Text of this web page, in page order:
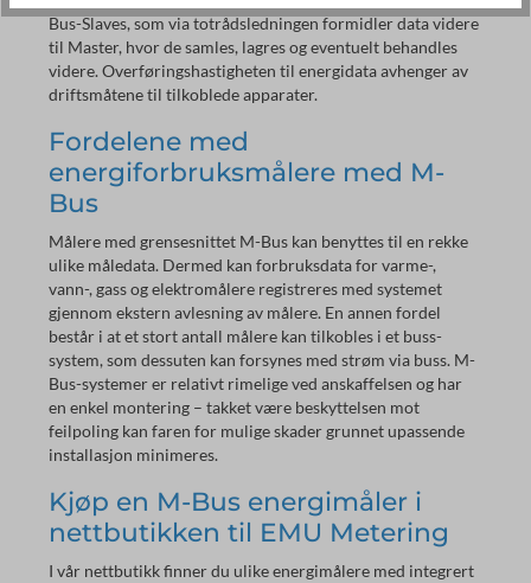
Bus-Slaves, som via totrådsledningen formidler data videre
til Master, hvor de samles, lagres og eventuelt behandles
videre. Overføringshastigheten til energidata avhenger av
driftsmåtene til tilkoblede apparater.
Fordelene med
energiforbruksmålere med M-
Bus
Målere med grensesnittet M-Bus kan benyttes til en rekke
ulike måledata. Dermed kan forbruksdata for varme-,
vann-, gass og elektromålere registreres med systemet
gjennom ekstern avlesning av målere. En annen fordel
består i at et stort antall målere kan tilkobles i et buss-
system, som dessuten kan forsynes med strøm via buss. M-
Bus-systemer er relativt rimelige ved anskaffelsen og har
en enkel montering – takket være beskyttelsen mot
feilpoling kan faren for mulige skader grunnet upassende
installasjon minimeres.
Kjøp en M-Bus energimåler i
nettbutikken til EMU Metering
I vår nettbutikk finner du ulike energimålere med integrert